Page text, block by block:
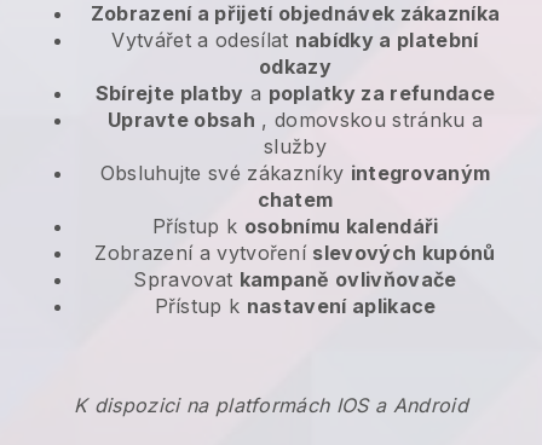
Zobrazení a přijetí objednávek zákazníka
Vytvářet a odesílat nabídky a platební
odkazy
Sbírejte platby a poplatky za refundace
Upravte obsah , domovskou stránku a
služby
Obsluhujte své zákazníky integrovaným
chatem
Přístup k osobnímu kalendáři
Zobrazení a vytvoření slevových kupónů
Spravovat kampaně ovlivňovače
Přístup k nastavení aplikace
K dispozici na platformách IOS a Android